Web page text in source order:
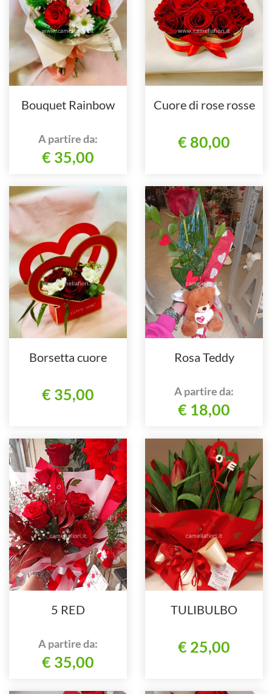
Bouquet Rainbow
A partire da:
€ 35,00
Cuore di rose rosse
€ 80,00
Borsetta cuore
€ 35,00
Rosa Teddy
A partire da:
€ 18,00
5 RED
A partire da:
€ 35,00
TULIBULBO
€ 25,00